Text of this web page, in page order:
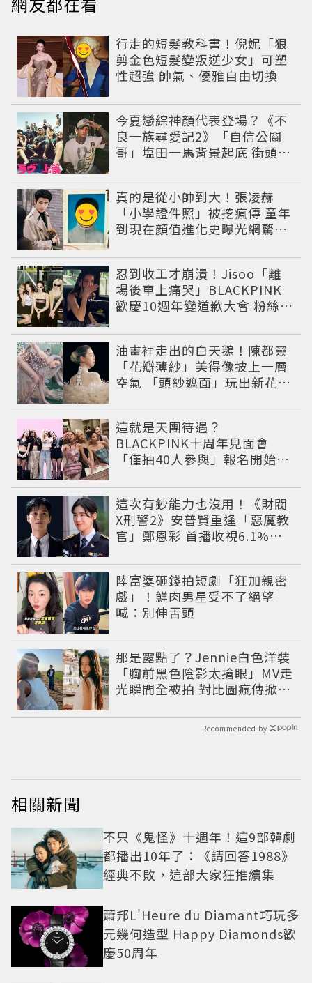
行走的短髮教科書！倪妮「狠
剪金色短髮變叛逆少女」可塑
性超強 帥氣、優雅自由切換
今夏戀綜神顏代表登場？《不
良一族尋愛記2》「自信公關
哥」塩田一馬背景起底 街頭辣
真的是從小帥到大！張凌赫
「小學證件照」被挖瘋傳 童年
到現在顏值進化史曝光網驚：
忍到收工才崩潰！Jisoo「離
場後車上痛哭」BLACKPINK
歡慶10週年變道歉大會 粉絲看
油畫裡走出的白天鵝！陳都靈
「花瓣薄紗」美得像披上一層
空氣 「頭紗遮面」玩出新花樣
這就是天團待遇？
BLACKPINK十周年見面會
「僅抽40人參與」報名開始到
這次有鈔能力也沒用！《財閥
X刑警2》安普賢重逢「惡魔教
官」鄭恩彩 首播收視6.1%超
陸富婆砸錢拍短劇「狂加親密
戲」！鮮肉男星受不了絕望
喊：別伸舌頭
那是露點了？Jennie白色洋裝
「胸前黑色陰影太搶眼」MV走
光瞬間全被拍 對比圖瘋傳掀論
Recommended by
相關新聞
不只《鬼怪》十週年！這9部韓劇
都播出10年了：《請回答1988》
經典不敗，這部大家狂推續集
蕭邦L'Heure du Diamant巧玩多
元幾何造型 Happy Diamonds歡
慶50周年